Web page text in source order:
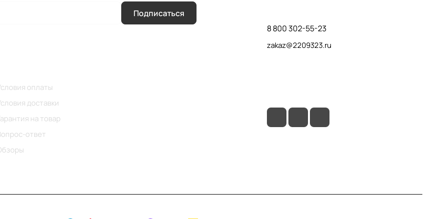
Подписаться
оплаты
доставки
на товар
ответ
8 800 302-55-23
zakaz@2209323.ru